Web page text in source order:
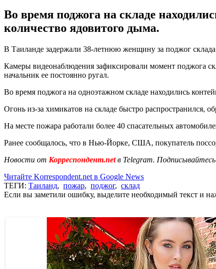
Во время поджога на складе
количество ядовитого дыма.
В Таиланде задержали 38-летнюю женщину за поджог
Камеры видеонаблюдения зафиксировали момент поджога
начальник ее постоянно ругал.
Во время поджога на одноэтажном складе находились
Огонь из-за химикатов на складе быстро распространился,
На месте пожара работали более 40 спасательных
Ранее сообщалось, что в Нью-Йорке, США, покупатель
Новости от Корреспондент.netв Telegram.
Читайте Korrespondent.net в Google News
ТЕГИ: Таиланд, пожар, поджог, склад
Если вы заметили ошибку, выделите необходимый текст и